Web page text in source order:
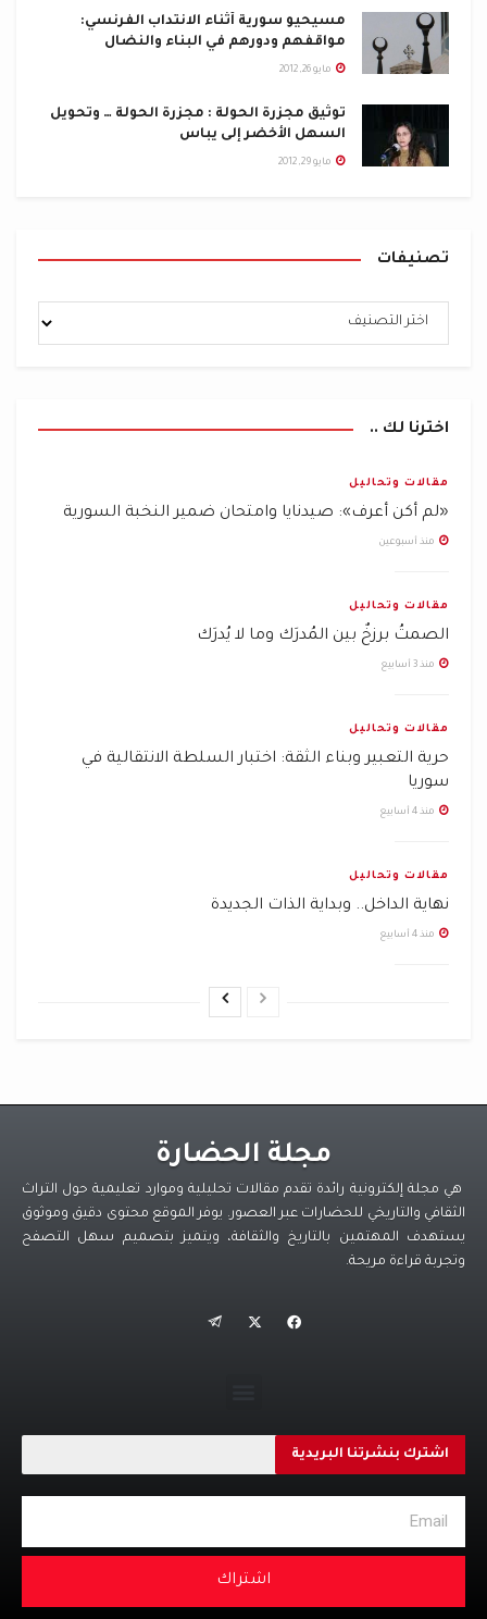
مسيحيو سورية أثناء الانتداب الفرنسي:
مواقفهم ودورهم في البناء والنضال
مايو 26, 2012
توثيق مجزرة الحولة : مجزرة الحولة … وتحويل
السهل الأخضر إلى يباس
مايو 29, 2012
تصنيفات
اخترنا لك ..
مقالات وتحاليل
«لم أكن أعرف»: صيدنايا وامتحان ضمير النخبة السورية
منذ أسبوعين
مقالات وتحاليل
الصمتُ برزخٌ بين المُدرَك وما لا يُدرَك
منذ 3 أسابيع
مقالات وتحاليل
حرية التعبير وبناء الثقة: اختبار السلطة الانتقالية في
سوريا
منذ 4 أسابيع
مقالات وتحاليل
نهاية الداخل.. وبداية الذات الجديدة
منذ 4 أسابيع
مجلة الحضارة
هي مجلة إلكترونية رائدة تقدم مقالات تحليلية وموارد تعليمية حول التراث
الثقافي والتاريخي للحضارات عبر العصور. يوفر الموقع محتوى دقيق وموثوق
يستهدف المهتمين بالتاريخ والثقافة، ويتميز بتصميم سهل التصفح
وتجربة قراءة مريحة.
اشترك بنشرتنا البريدية
اشتراك